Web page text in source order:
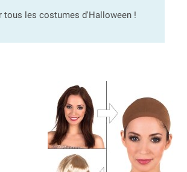
tous les costumes d'Halloween !